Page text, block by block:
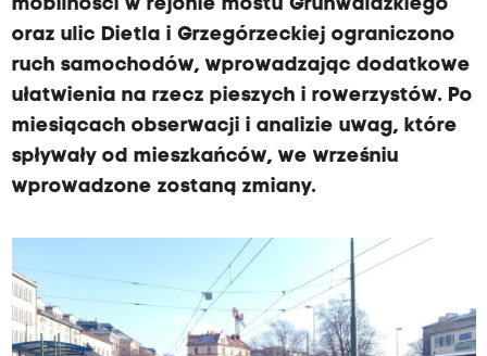
mobilności w rejonie mostu Grunwaldzkiego
oraz ulic Dietla i Grzegórzeckiej ograniczono
ruch samochodów, wprowadzając dodatkowe
ułatwienia na rzecz pieszych i rowerzystów. Po
miesiącach obserwacji i analizie uwag, które
spływały od mieszkańców, we wrześniu
wprowadzone zostaną zmiany.